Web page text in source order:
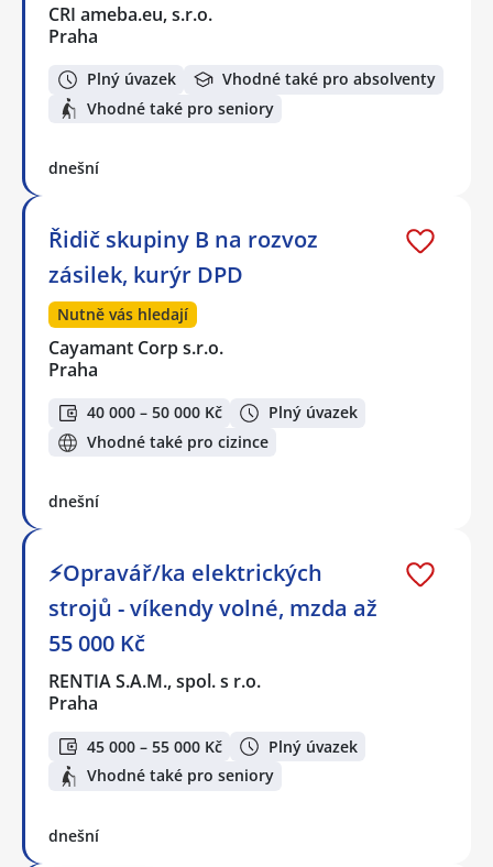
CRI ameba.eu, s.r.o.
Praha
Plný úvazek
Vhodné také pro absolventy
Vhodné také pro seniory
dnešní
Řidič skupiny B na rozvoz
zásilek, kurýr DPD
Nutně vás hledají
Cayamant Corp s.r.o.
Praha
40 000 – 50 000 Kč
Plný úvazek
Vhodné také pro cizince
dnešní
⚡Opravář/ka elektrických
strojů - víkendy volné, mzda až
55 000 Kč
RENTIA S.A.M., spol. s r.o.
Praha
45 000 – 55 000 Kč
Plný úvazek
Vhodné také pro seniory
dnešní